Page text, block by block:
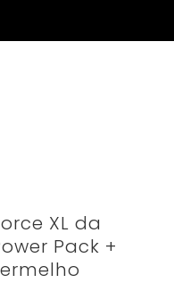
XL da
Pack +